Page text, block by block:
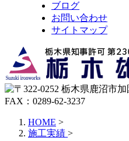
ブログ
お問い合わせ
サイトマップ
HOME >
施工実績 >